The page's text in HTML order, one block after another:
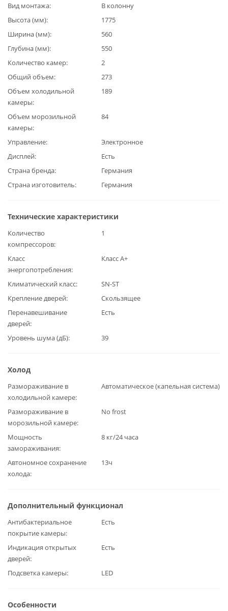
Вид монтажа
В колонну
Высота (мм)
1775
Ширина (мм)
560
Глубина (мм)
550
Количество камер
2
Общий объем
273
Объем холодильной
камеры
189
Объем морозильной
камеры
84
Управление
Электронное
Дисплей
Есть
Страна бренда
Германия
Страна изготовитель
Германия
Технические характеристики
Количество
компрессоров
1
Класс
энергопотребления
Класс А+
Климатический класс
SN-ST
Крепление дверей
Скользящее
Перенавешивание
дверей
Есть
Уровень шума (дБ) 39
Холод
Размораживание в
холодильной камере
Автоматическое (капельная система)
Размораживание в
морозильной камере
No frost
Мощность
замораживания
8 кг/24 часа
Автономное сохранение
холода
13ч
Дополнительный функционал
Антибактериальное
покрытие камеры
Есть
Индикация открытых
дверей
Есть
Подсветка камеры LED
Особенности